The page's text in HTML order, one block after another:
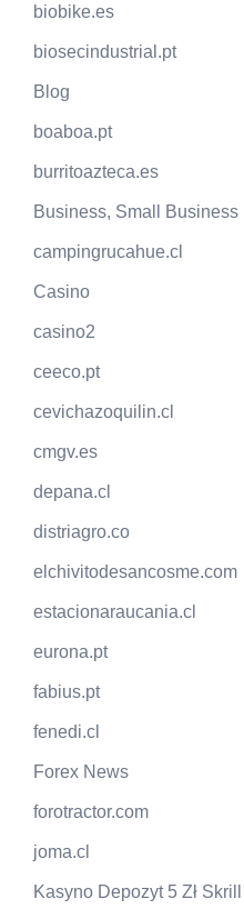
biobike.es
biosecindustrial.pt
Blog
boaboa.pt
burritoazteca.es
Business, Small Business
campingrucahue.cl
Casino
casino2
ceeco.pt
cevichazoquilin.cl
cmgv.es
depana.cl
distriagro.co
elchivitodesancosme.com
estacionaraucania.cl
eurona.pt
fabius.pt
fenedi.cl
Forex News
forotractor.com
joma.cl
Kasyno Depozyt 5 Zł Skrill